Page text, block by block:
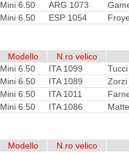
Mini 6.50 ARG 1073
Mini 6.50 ESP 1054
Modello
N.ro velico
Mini 6.50 ITA 1099
Mini 6.50 ITA 1089
Zorzi
Mini 6.50 ITA 1011
Mini 6.50 ITA 1086
Modello
N.ro velico